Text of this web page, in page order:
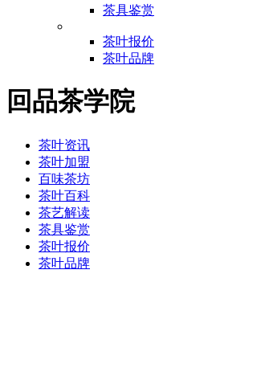
茶具鉴赏
茶叶报价
茶叶品牌
回品茶学院
茶叶资讯
茶叶加盟
百味茶坊
茶叶百科
茶艺解读
茶具鉴赏
茶叶报价
茶叶品牌